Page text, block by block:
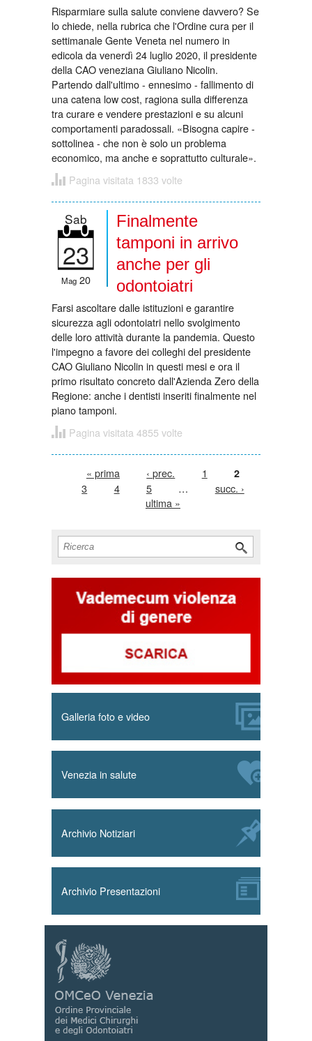
Risparmiare sulla salute conviene davvero? Se
lo chiede, nella rubrica che l'Ordine cura per il
settimanale Gente Veneta nel numero in
edicola da venerdì 24 luglio 2020, il presidente
della CAO veneziana Giuliano Nicolin.
Partendo dall'ultimo - ennesimo - fallimento di
una catena low cost, ragiona sulla differenza
tra curare e vendere prestazioni e su alcuni
comportamenti paradossali. «Bisogna capire -
sottolinea - che non è solo un problema
economico, ma anche e soprattutto culturale».
Pagina visitata 1833 volte
Sab
23
Mag 20
Finalmente
tamponi in arrivo
anche per gli
odontoiatri
Farsi ascoltare dalle istituzioni e garantire
sicurezza agli odontoiatri nello svolgimento
delle loro attività durante la pandemia. Questo
l'impegno a favore dei colleghi del presidente
CAO Giuliano Nicolin in questi mesi e ora il
primo risultato concreto dall'Azienda Zero della
Regione: anche i dentisti inseriti finalmente nel
piano tamponi.
Pagina visitata 4855 volte
« prima ‹ prec. 1 2
3 4 5 …
succ. ›
ultima »
Form di ricerca
Cerca
Galleria foto e video
Venezia in salute
Archivio Notiziari
Archivio Presentazioni